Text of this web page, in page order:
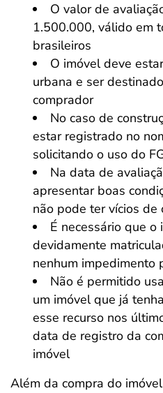
O valor de
1.500.000, válido em
brasileiros
O imóvel deve
urbana e ser
comprador
No caso de
estar registrado no
solicitando o uso do
Na data de
apresentar boas
não pode ter vícios de
É necessário que o
devidamente
nenhum impedimento
Não é permitido
um imóvel que já
esse recurso nos
data de registro da
imóvel
Além da compra do